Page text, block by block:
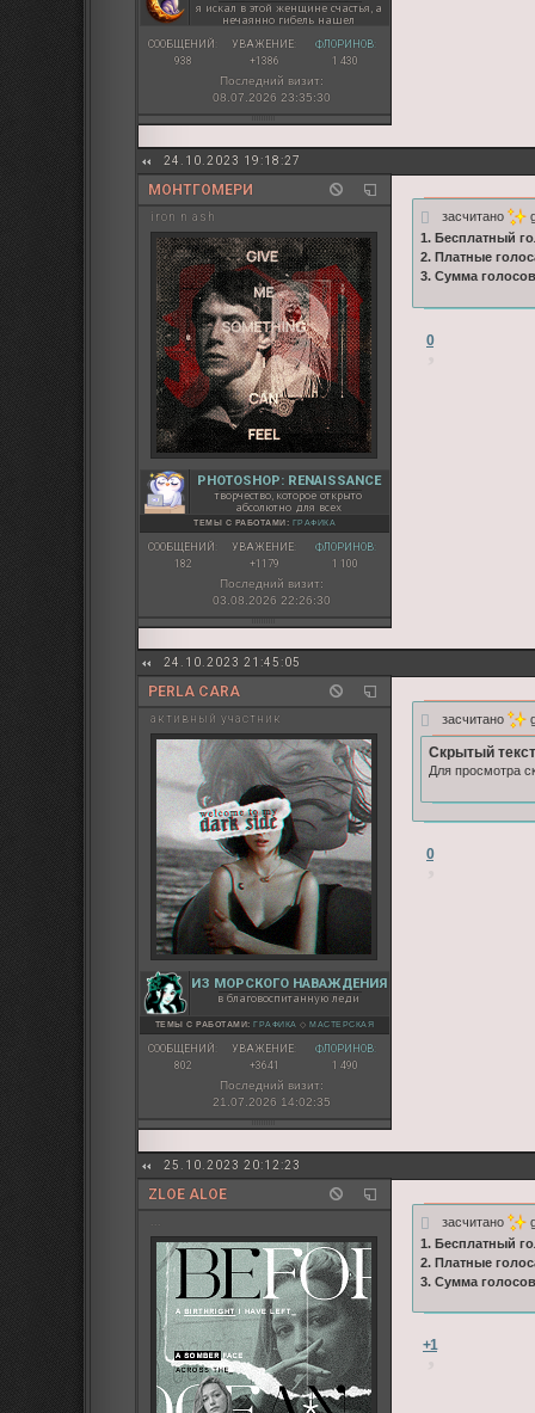
я искал в этой женщине счастья, а
нечаянно гибель нашел
СООБЩЕНИЙ:
938
УВАЖЕНИЕ:
+1386
ФЛОРИНОВ:
1 430
Последний визит:
08.07.2026 23:35:30
24.10.2023 19:18:27
МОНТГОМЕРИ
iron n ash
PHOTOSHOP: RENAISSANCE
творчество, которое открыто
абсолютно для всех
ТЕМЫ С РАБОТАМИ: ГРАФИКА
СООБЩЕНИЙ:
182
УВАЖЕНИЕ:
+1179
ФЛОРИНОВ:
1 100
Последний визит:
03.08.2026 22:26:30
засчитано
1. Бесплатный
2. Платные
3. Сумма
0
24.10.2023 21:45:05
PERLA CARA
активный участник
ИЗ МОРСКОГО НАВАЖДЕНИЯ
в благовоспитанную леди
ТЕМЫ С РАБОТАМИ: ГРАФИКА ◇ МАСТЕРСКАЯ
СООБЩЕНИЙ:
802
УВАЖЕНИЕ:
+3641
ФЛОРИНОВ:
1 490
Последний визит:
21.07.2026 14:02:35
засчитано
Скрытый
Для просмотра
0
25.10.2023 20:12:23
ZLOE ALOE
засчитано
1. Бесплатный
2. Платные
3. Сумма
+1